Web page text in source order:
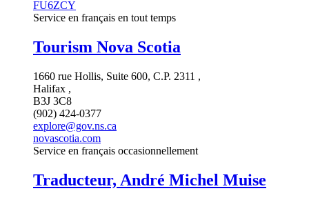
FU6ZCY
Service en français en tout temps
Tourism Nova Scotia
1660 rue Hollis, Suite 600, C.P. 2311 ,
Halifax ,
B3J 3C8
(902) 424-0377
explore@gov.ns.ca
novascotia.com
Service en français occasionnellement
Traducteur, André Michel Muise